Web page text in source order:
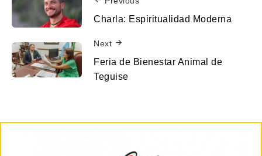
Charla: Espiritualidad Moderna
Next
Feria de Bienestar Animal de
Teguise